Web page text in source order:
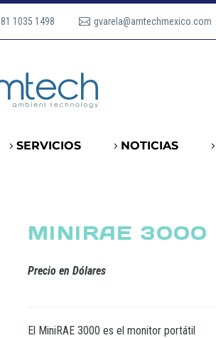
81 1035 1498 gvarela@amtechmexico.com
SERVICIOS NOTICIAS
MINIRAE 3000
Precio en Dólares
El MiniRAE 3000 es el monitor portátil